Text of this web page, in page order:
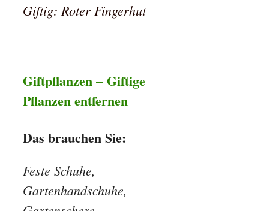
Giftig: Roter Fingerhut
Giftpflanzen – Giftige
Pflanzen entfernen
Das brauchen Sie:
Feste Schuhe,
Gartenhandschuhe,